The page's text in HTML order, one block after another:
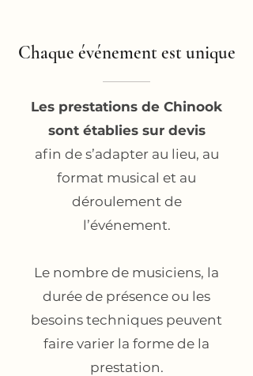
Chaque événement est unique
Les prestations de Chinook
sont établies sur devis
afin de s’adapter au lieu, au
format musical et au
déroulement de
l’événement.
Le nombre de musiciens, la
durée de présence ou les
besoins techniques peuvent
faire varier la forme de la
prestation.